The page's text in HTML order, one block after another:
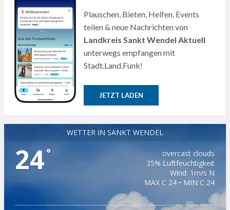
Plauschen, Bieten, Helfen, Events
teilen & neue Nachrichten von
Landkreis Sankt Wendel Aktuell
unterwegs empfangen mit
Stadt.Land.Funk!
JETZT LADEN
WETTER IN SANKT WENDEL
24°
overcast clouds
35% Luftfeuchtigkeit
Wind: 1m/s N
MAX C 24 • MIN C 24